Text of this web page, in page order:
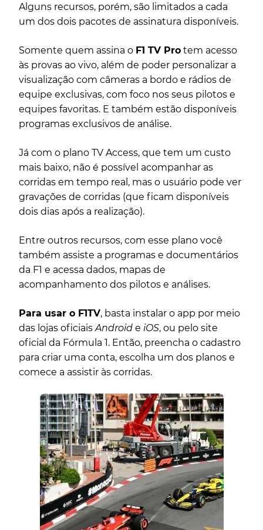
Alguns recursos, porém, são limitados a cada
um dos dois pacotes de assinatura disponíveis.
Somente quem assina o F1 TV Pro tem acesso
às provas ao vivo, além de poder personalizar a
visualização com câmeras a bordo e rádios de
equipe exclusivas, com foco nos seus pilotos e
equipes favoritas. E também estão disponíveis
programas exclusivos de análise.
Já com o plano TV Access, que tem um custo
mais baixo, não é possível acompanhar as
corridas em tempo real, mas o usuário pode ver
gravações de corridas (que ficam disponíveis
dois dias após a realização).
Entre outros recursos, com esse plano você
também assiste a programas e documentários
da F1 e acessa dados, mapas de
acompanhamento dos pilotos e análises.
Para usar o F1TV, basta instalar o app por meio
das lojas oficiais Android e iOS, ou pelo site
oficial da Fórmula 1. Então, preencha o cadastro
para criar uma conta, escolha um dos planos e
comece a assistir às corridas.